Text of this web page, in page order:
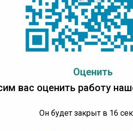
Оценить
вас оценить работу
Он будет закрыт в 16